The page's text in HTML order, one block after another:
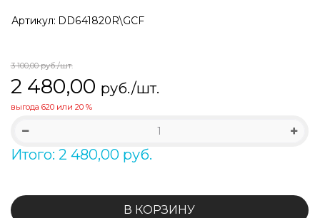
Артикул: DD641820R\GCF
3 100,00руб./шт.
2 480,00 руб./шт.
выгода 620или 20 %
Итого: 2 480,00 руб.
В КОРЗИНУ